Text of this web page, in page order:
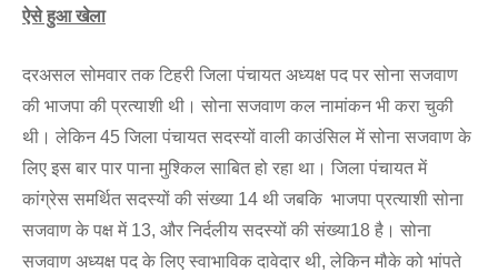
ऐसे हुआ खेला
दरअसल सोमवार तक टिहरी जिला पंचायत अध्यक्ष पद पर सोना सजवाण
की भाजपा की प्रत्याशी थी। सोना सजवाण कल नामांकन भी करा चुकी
थी। लेकिन 45 जिला पंचायत सदस्यों वाली काउंसिल में सोना सजवाण के
लिए इस बार पार पाना मुश्किल साबित हो रहा था। जिला पंचायत में
कांग्रेस समर्थित सदस्यों की संख्या 14 थी जबकि भाजपा प्रत्याशी सोना
सजवाण के पक्ष में 13, और निर्दलीय सदस्यों की संख्या18 है। सोना
सजवाण अध्यक्ष पद के लिए स्वाभाविक दावेदार थी, लेकिन मौके को भांपते